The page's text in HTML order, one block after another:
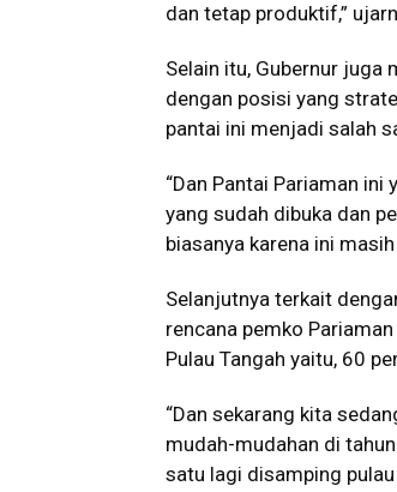
dan tetap produktif,”
Selain itu, Gubernur juga
dengan posisi yang
pantai ini menjadi salah
“Dan Pantai Pariaman
yang sudah dibuka dan
biasanya karena ini
Selanjutnya terkait
rencana pemko
Pulau Tangah yaitu, 60
“Dan sekarang kita
mudah-mudahan di
satu lagi disamping pulau